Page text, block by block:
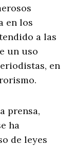
en los
a las
un uso
en
prensa,
ha
de leyes